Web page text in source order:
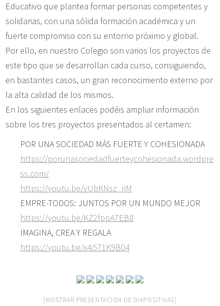
Educativo que plantea formar personas competentes y
solidarias, con una sólida formación académica y un
fuerte compromiso con su entorno próximo y global.
Por ello, en nuestro Colegio son varios los proyectos de
este tipo que se desarrollan cada curso, consiguiendo,
en bastantes casos, un gran reconocimiento externo por
la alta calidad de los mismos.
En los siguientes enlaces podéis ampliar información
sobre los tres proyectos presentados al certamen:
POR UNA SOCIEDAD MÁS FUERTE Y COHESIONADA
https://porunasociedadfuerteycohesionada.wordpre
ss.com/
https://youtu.be/vUbKNsz_riM
EMPRE-TODOS: JUNTOS POR UN MUNDO MEJOR
https://youtu.be/KZ2fppA7EB8
IMAGINA, CREA Y REGALA
https://youtu.be/x4i571K9B04
[MOSTRAR PRESENTACIÓN DE DIAPOSITIVAS]